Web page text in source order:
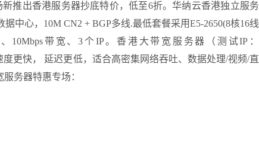
推出香港服务器抄底特价，低至6折。华纳云香港独立服务
中心，10M CN2 + BGP多线.最低套餐采用E5-2650(8核16线
10Mbps带宽、3个IP。香港大带宽服务器（测试IP：
度更快， 延迟更低，适合高密集网络吞吐、数据处理/视频/直
务器特惠专场：